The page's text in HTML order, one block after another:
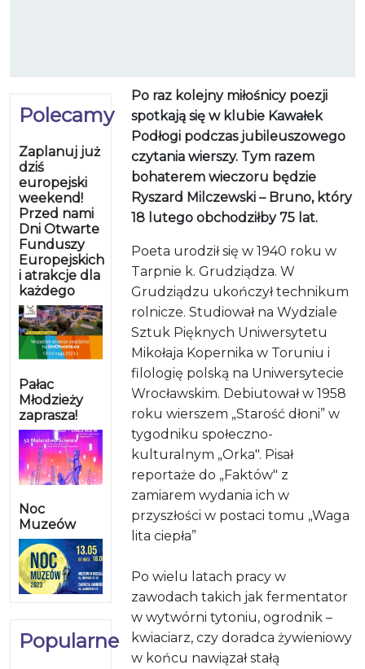
Polecamy
Zaplanuj już
dziś
europejski
weekend!
Przed nami
Dni Otwarte
Funduszy
Europejskich
i atrakcje dla
każdego
Pałac
Młodzieży
zaprasza!
Noc
Muzeów
Popularne
Po raz kolejny miłośnicy poezji
spotkają się w klubie Kawałek
Podłogi podczas jubileuszowego
czytania wierszy. Tym razem
bohaterem wieczoru będzie
Ryszard Milczewski – Bruno, który
18 lutego obchodziłby 75 lat.
Poeta urodził się w 1940 roku w
Tarpnie k. Grudziądza. W
Grudziądzu ukończył technikum
rolnicze. Studiował na Wydziale
Sztuk Pięknych Uniwersytetu
Mikołaja Kopernika w Toruniu i
filologię polską na Uniwersytecie
Wrocławskim. Debiutował w 1958
roku wierszem „Starość dłoni” w
tygodniku społeczno-
kulturalnym „Orka". Pisał
reportaże do „Faktów" z
zamiarem wydania ich w
przyszłości w postaci tomu „Waga
lita ciepła”
Po wielu latach pracy w
zawodach takich jak fermentator
w wytwórni tytoniu, ogrodnik –
kwiaciarz, czy doradca żywieniowy
w końcu nawiązał stałą